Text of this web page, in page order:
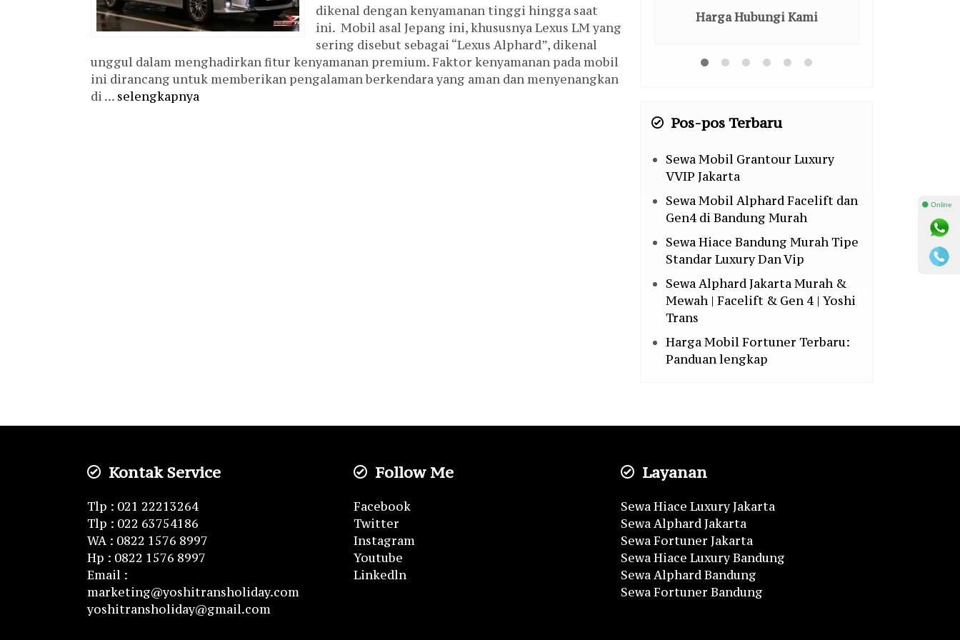
dikenal dengan kenyamanan tinggi hingga saat
ini. Mobil asal Jepang ini, khususnya Lexus LM yang
sering disebut sebagai “Lexus Alphard”, dikenal
unggul dalam menghadirkan fitur kenyamanan premium. Faktor kenyamanan pada mobil
ini dirancang untuk memberikan pengalaman berkendara yang aman dan menyenangkan
di ... selengkapnya
Harga Hubungi Kami
Pos-pos Terbaru
Sewa Mobil Grantour Luxury
VVIP Jakarta
Sewa Mobil Alphard Facelift dan
Gen4 di Bandung Murah
Sewa Hiace Bandung Murah Tipe
Standar Luxury Dan Vip
Sewa Alphard Jakarta Murah &
Mewah | Facelift & Gen 4 | Yoshi
Trans
Harga Mobil Fortuner Terbaru:
Panduan lengkap
Kontak Service
Tlp : 021 22213264
Tlp : 022 63754186
WA : 0822 1576 8997
Hp : 0822 1576 8997
Email :
marketing@yoshitransholiday.com
yoshitransholiday@gmail.com
Follow Me
Facebook
Twitter
Instagram
Youtube
Linkedln
Layanan
Sewa Hiace Luxury Jakarta
Sewa Alphard Jakarta
Sewa Fortuner Jakarta
Sewa Hiace Luxury Bandung
Sewa Alphard Bandung
Sewa Fortuner Bandung
⚫ Online